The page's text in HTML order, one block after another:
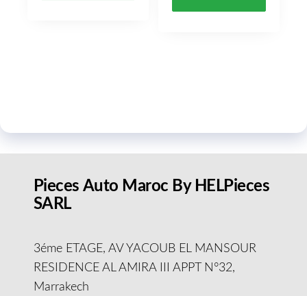
Pieces Auto Maroc By HELPieces
SARL
3éme ETAGE, AV YACOUB EL MANSOUR
RESIDENCE AL AMIRA III APPT N°32,
Marrakech